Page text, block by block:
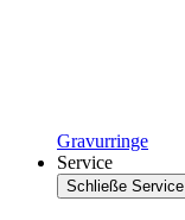
Gravurringe
Service
Schließe Service